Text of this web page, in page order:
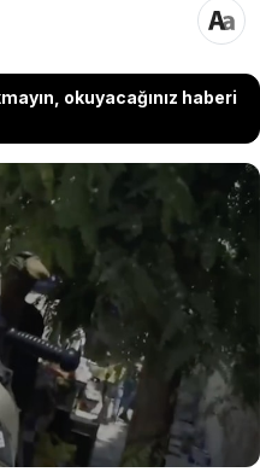
okuyacağınız haberi
Hadera kentinde
bıçaklı saldırıda ikisi ağır,
bildirildi.